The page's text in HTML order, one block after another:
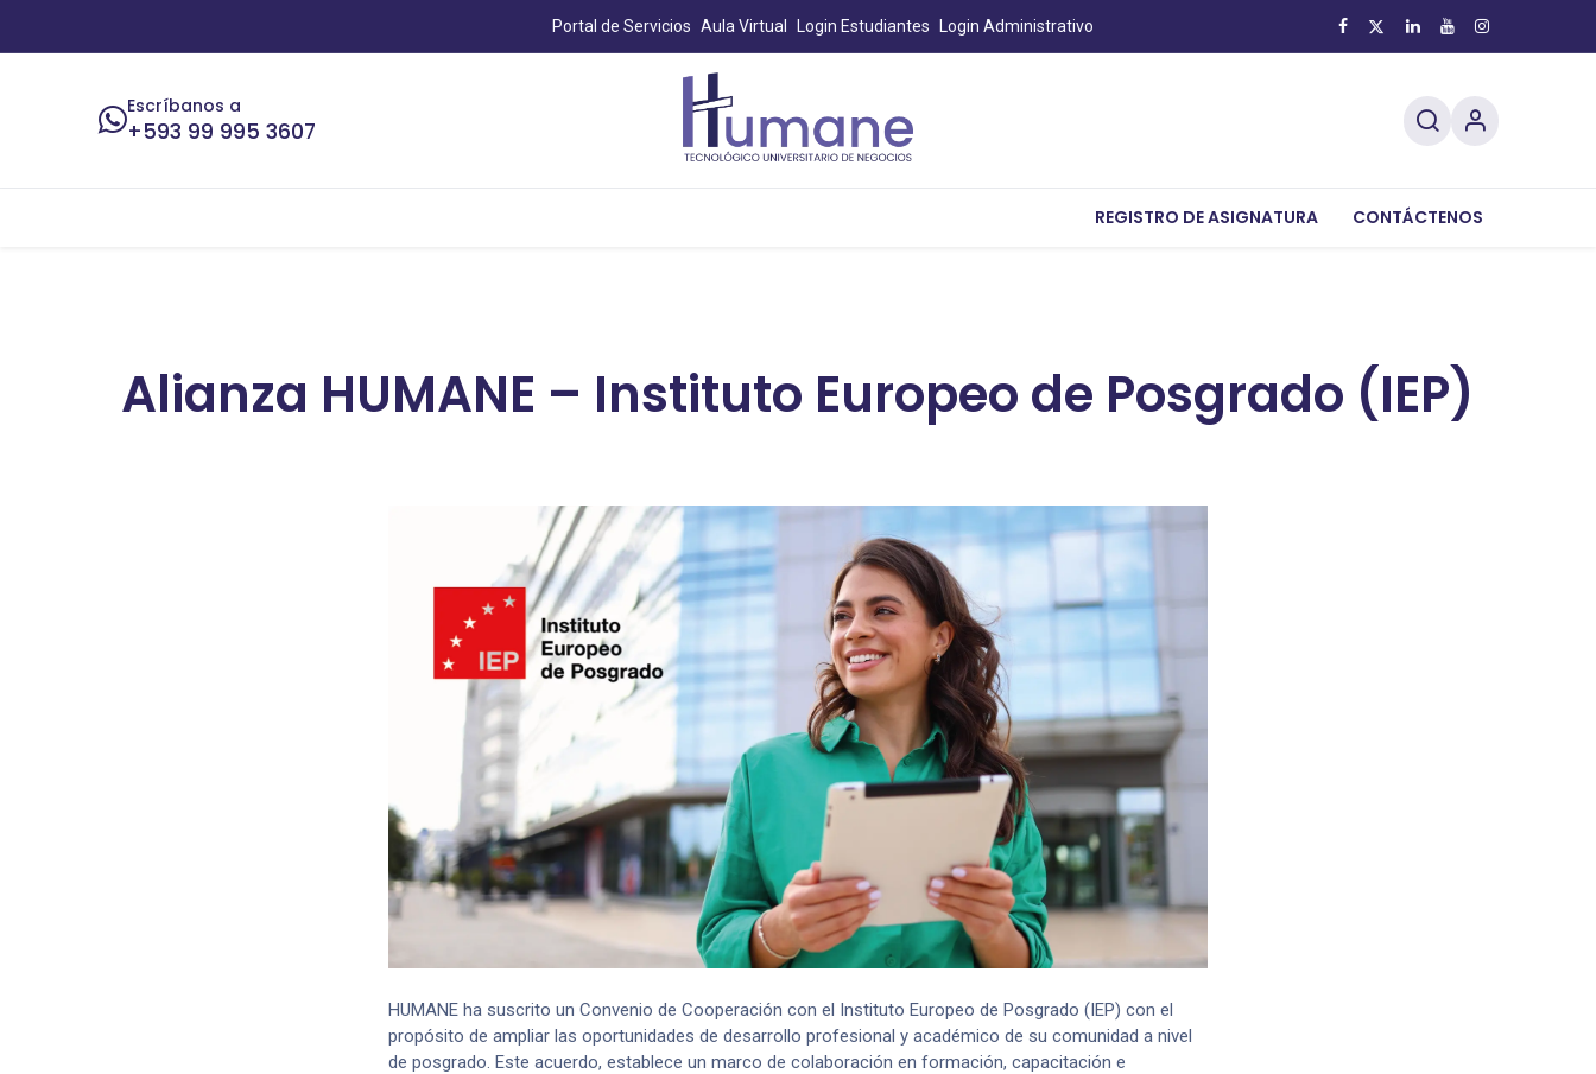
Portal de Servicios Aula Virtual Login Estudiantes Login Administrativo
Escríbanos a
+593 99 995 3607
Educación Ejecutiva Transparencia Institucional Atención
REGISTRO DE ASIGNATURA CONTÁCTENOS
Alianza HUMANE – Instituto Europeo de Posgrado (IEP)
HUMANE ha suscrito un Convenio de Cooperación con el Instituto Europeo de Posgrado (IEP) con el
propósito de ampliar las oportunidades de desarrollo profesional y académico de su comunidad a nivel
de posgrado. Este acuerdo, establece un marco de colaboración en formación, capacitación e